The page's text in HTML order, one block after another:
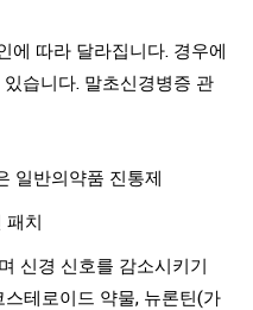
에 따라 달라집니다. 경우에
습니다. 말초신경병증 관
일반의약품 진통제
패치
신경 신호를 감소시키기
테로이드 약물, 뉴론틴(가